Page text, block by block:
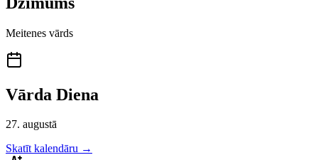
Meitenes vārds
Vārda Diena
27. augustā
Skatīt kalendāru →